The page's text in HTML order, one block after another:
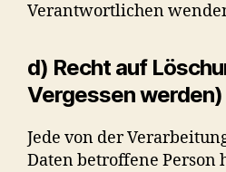
Verantwortlichen
d) Recht auf
Vergessen werden)
Jede von der
Daten betroffene Person